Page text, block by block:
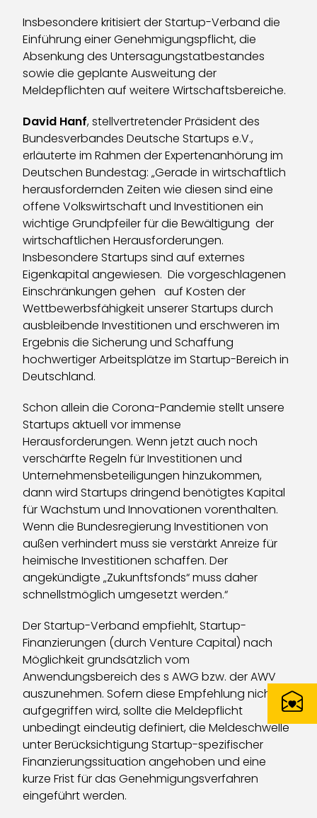
Insbesondere kritisiert der Startup-Verband die
Einführung einer Genehmigungspflicht, die
Absenkung des Untersagungstatbestandes
sowie die geplante Ausweitung der
Meldepflichten auf weitere Wirtschaftsbereiche.
David Hanf, stellvertretender Präsident des
Bundesverbandes Deutsche Startups e.V.,
erläuterte im Rahmen der Expertenanhörung im
Deutschen Bundestag: „Gerade in wirtschaftlich
herausfordernden Zeiten wie diesen sind eine
offene Volkswirtschaft und Investitionen ein
wichtige Grundpfeiler für die Bewältigung der
wirtschaftlichen Herausforderungen.
Insbesondere Startups sind auf externes
Eigenkapital angewiesen. Die vorgeschlagenen
Einschränkungen gehen auf Kosten der
Wettbewerbsfähigkeit unserer Startups durch
ausbleibende Investitionen und erschweren im
Ergebnis die Sicherung und Schaffung
hochwertiger Arbeitsplätze im Startup-Bereich in
Deutschland.
Schon allein die Corona-Pandemie stellt unsere
Startups aktuell vor immense
Herausforderungen. Wenn jetzt auch noch
verschärfte Regeln für Investitionen und
Unternehmensbeteiligungen hinzukommen,
dann wird Startups dringend benötigtes Kapital
für Wachstum und Innovationen vorenthalten.
Wenn die Bundesregierung Investitionen von
außen verhindert muss sie verstärkt Anreize für
heimische Investitionen schaffen. Der
angekündigte „Zukunftsfonds“ muss daher
schnellstmöglich umgesetzt werden.“
Der Startup-Verband empfiehlt, Startup-
Finanzierungen (durch Venture Capital) nach
Möglichkeit grundsätzlich vom
Anwendungsbereich des s AWG bzw. der AWV
auszunehmen. Sofern diese Empfehlung nicht
aufgegriffen wird, sollte die Meldepflicht
unbedingt eindeutig definiert, die Meldeschwelle
unter Berücksichtigung Startup-spezifischer
Finanzierungssituation angehoben und eine
kurze Frist für das Genehmigungsverfahren
eingeführt werden.